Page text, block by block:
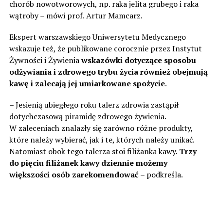
chorób nowotworowych, np. raka jelita grubego i raka
wątroby – mówi prof. Artur Mamcarz.
Ekspert warszawskiego Uniwersytetu Medycznego
wskazuje też, że publikowane corocznie przez Instytut
Żywności i Żywieniawskazówki dotyczące sposobu
odżywiania i zdrowego trybu życia również obejmują
kawę i zalecają jej umiarkowane spożycie.
– Jesienią ubiegłego roku talerz zdrowia zastąpił
dotychczasową piramidę zdrowego żywienia.
W zaleceniach znalazły się zarówno różne produkty,
które należy wybierać, jak i te, których należy unikać.
Natomiast obok tego talerza stoi filiżanka kawy. Trzy
do pięciu filiżanek kawy dziennie możemy
większości osób zarekomendować– podkreśla.